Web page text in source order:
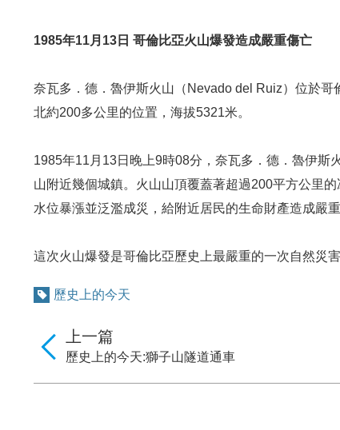
1985年11月13日 哥倫比亞火山爆發造成嚴重傷亡
奈瓦多．德．魯伊斯火山（Nevado del Ruiz）位於
北約200多公里的位置，海拔5321米。
1985年11月13日晚上9時08分，奈瓦多．德．魯伊斯
山附近幾個城鎮。火山山頂覆蓋著超過200平方公里
水位暴漲並泛濫成災，給附近居民的生命財產造成嚴重
這次火山爆發是哥倫比亞歷史上最嚴重的一次自然災
歷史上的今天
上一篇
歷史上的今天:獅子山隧道通車